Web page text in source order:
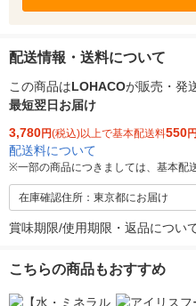
配送情報・送料について
この商品はLOHACOが販売・発
最短翌日お届け
3,780円(税込)以上で基本配送料550円
配送料について
※一部の商品につきましては、基本配
在庫確認住所：東京都にお届け
賞味期限/使用期限・返品につい
こちらの商品もおすすめ